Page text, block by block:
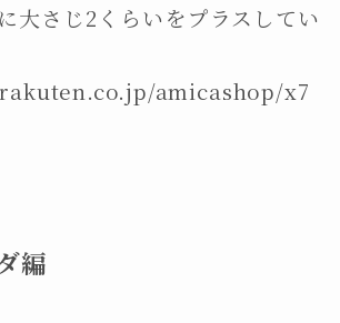
大さじ2くらいをプラスしてい
amicashop/x7
編